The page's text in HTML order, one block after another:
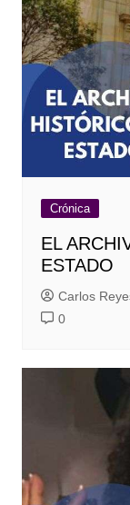
Crónica
EL
ESTADO
Carlos
0